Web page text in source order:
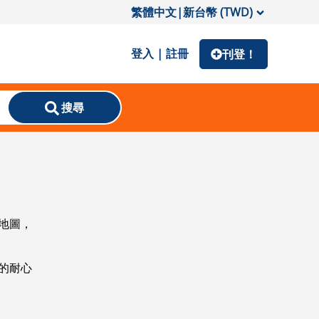
繁體中文|新台幣 (TWD)
登入 | 註冊 刊登！
搜尋
圖，
耐心